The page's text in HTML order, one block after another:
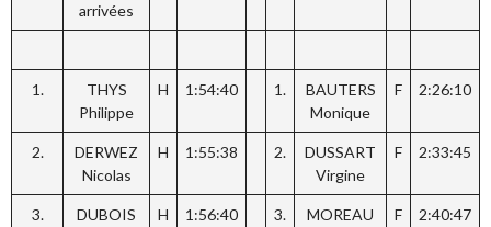
arrivées
1.
THYS
Philippe
H 1:54:40 1.
BAUTERS
Monique
F 2:26:10
2.
DERWEZ
Nicolas
H 1:55:38 2.
DUSSART
Virgine
F 2:33:45
3.
DUBOIS
H 1:56:40 3.
MOREAU
F 2:40:47